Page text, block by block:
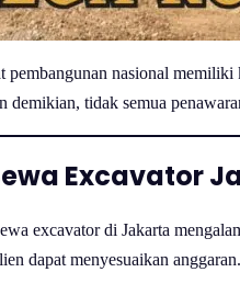
pembangunan nasional
demikian, tidak semua
Excavator
excavator di Jakarta
dapat menyesuaikan anggaran.